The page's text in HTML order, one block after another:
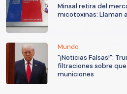
Minsal retira del
micotoxinas: Llaman
Mundo
"¡Noticias Falsas!":
filtraciones sobre que
municiones